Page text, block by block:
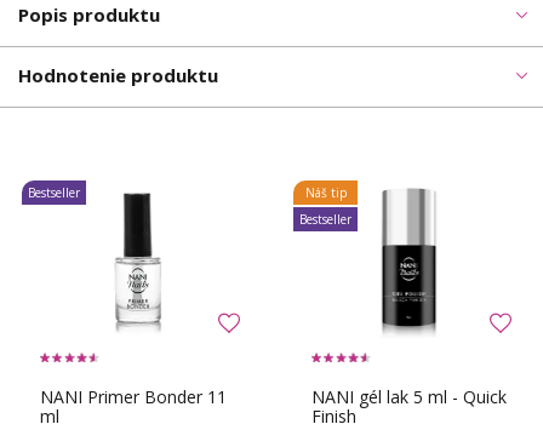
Popis produktu
Hodnotenie produktu
NANI Primer Bonder 11
ml
Bestseller
NANI gél lak 5 ml - Quick
Finish
Náš tip
Bestseller